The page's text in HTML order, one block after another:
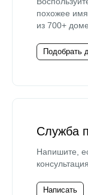
похожее
из 700+
Подобрать
Служба
Напишите,
Написать